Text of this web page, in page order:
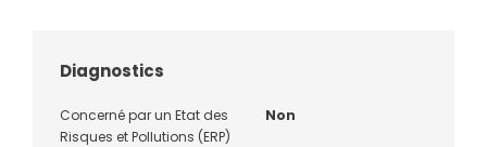
Diagnostics
Concerné par un Etat des
Risques et Pollutions (ERP)
Non